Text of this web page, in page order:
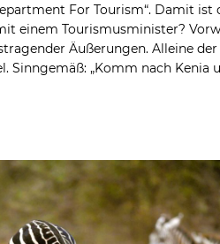
For Tourism“. Damit ist
einem Tourismusminister?
Äußerungen. Alleine
Sinngemäß: „Komm nach Kenia